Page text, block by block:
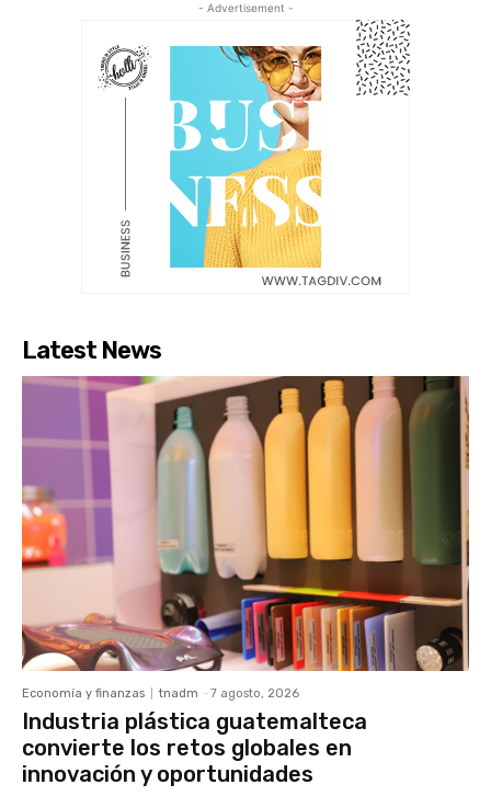
- Advertisement -
Latest News
Economía y finanzas tnadm - 7 agosto, 2026
Industria plástica guatemalteca
convierte los retos globales en
innovación y oportunidades